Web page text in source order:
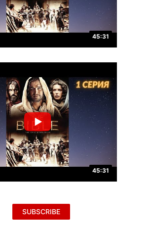
45:31
45:31
SUBSCRIBE